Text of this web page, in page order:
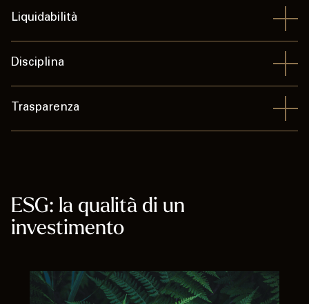
Liquidabilità
Disciplina
Trasparenza
ESG: la qualità di un
investimento